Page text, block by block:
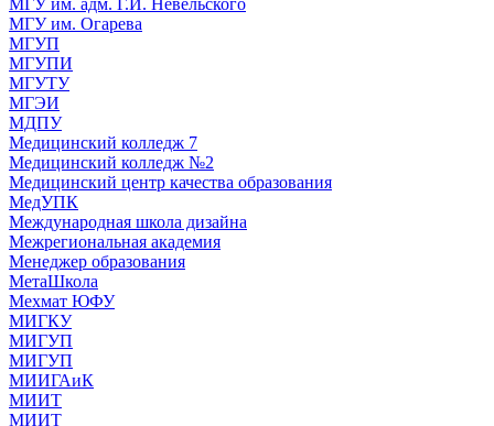
МГУ им. Огарева
МГУП
МГУПИ
МГУТУ
МГЭИ
МДПУ
Медицинский колледж 7
Медицинский колледж №2
Медицинский центр качества образования
МедУПК
Международная школа дизайна
Межрегиональная академия
Менеджер образования
МетаШкола
Мехмат ЮФУ
МИГКУ
МИГУП
МИГУП
МИИГАиК
МИИТ
МИИТ